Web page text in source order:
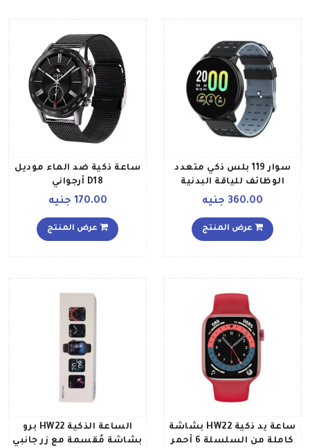
سوار 119 بلس ذكي متعدد
الوظائف للياقة البدنية
رمادي
360.00 جنيه
عرض المنتج
ساعة ذكية ضد الماء موديل
D18 أرجواني
170.00 جنيه
عرض المنتج
ساعة يد ذكية HW22 بشاشة
كاملة من السلسلة 6 أحمر
الساعة الذكية HW22 برو
بشاشة مُقسمة مع زر جانبي